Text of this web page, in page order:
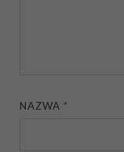
NAZWA*